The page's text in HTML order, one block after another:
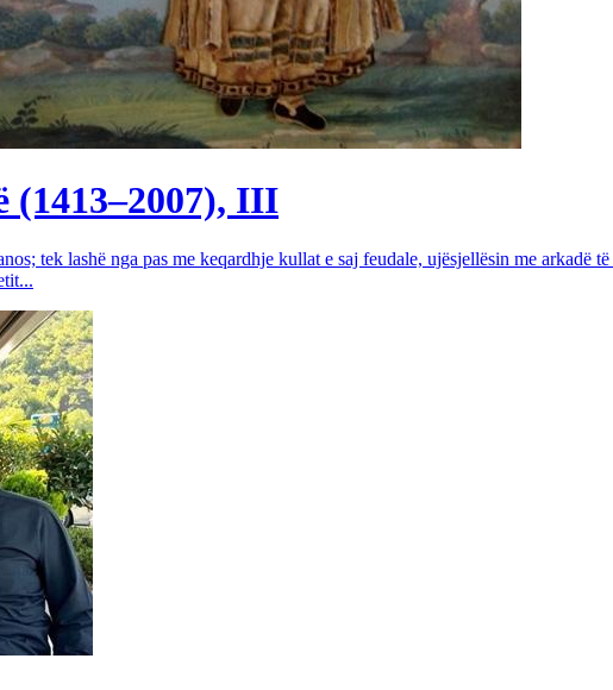
(1413–2007), III
tek lashë nga pas me keqardhje kullat e saj feudale, ujësjellësin me arkadë